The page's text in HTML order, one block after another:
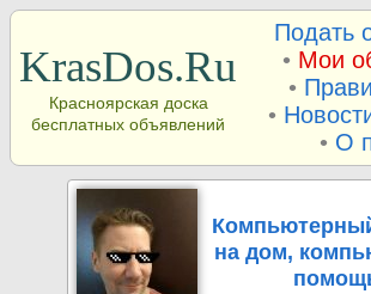
KrasDos.Ru
Красноярская доска
бесплатных объявлений
Подать
• Мои
•
•
• О
на дом,